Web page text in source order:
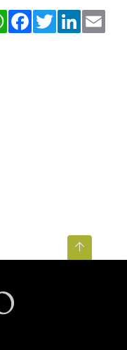
WhatsAppFacebookTwitterLinkedIn